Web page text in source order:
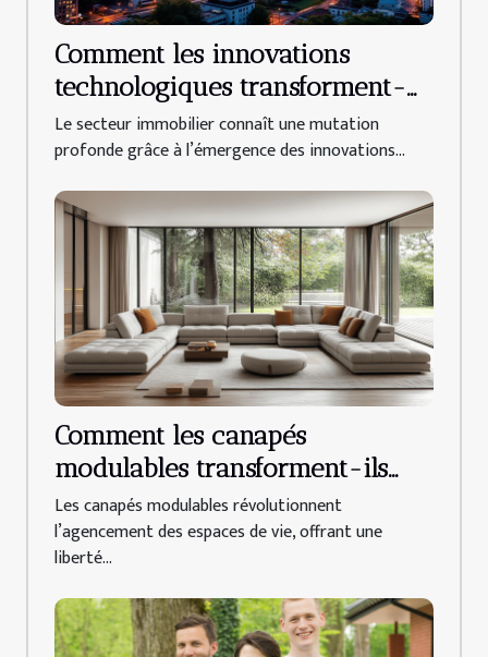
Comment les innovations
technologiques transforment-
elles l'immobilier ?
Le secteur immobilier connaît une mutation
profonde grâce à l’émergence des innovations...
Comment les canapés
modulables transforment-ils
l'aménagement intérieur ?
Les canapés modulables révolutionnent
l’agencement des espaces de vie, offrant une
liberté...